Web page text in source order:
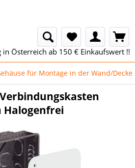
Österreich ab 150 € Einkaufswert !!
für Montage in der Wand/Decke
Verbindungskasten
Halogenfrei